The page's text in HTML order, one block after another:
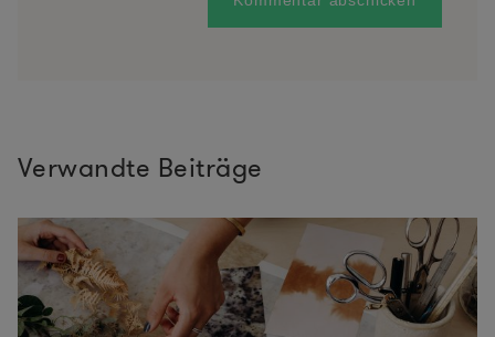
Verwandte Beiträge